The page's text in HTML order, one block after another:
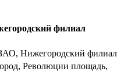
филиал
Нижегородский филиал
Революции площадь,